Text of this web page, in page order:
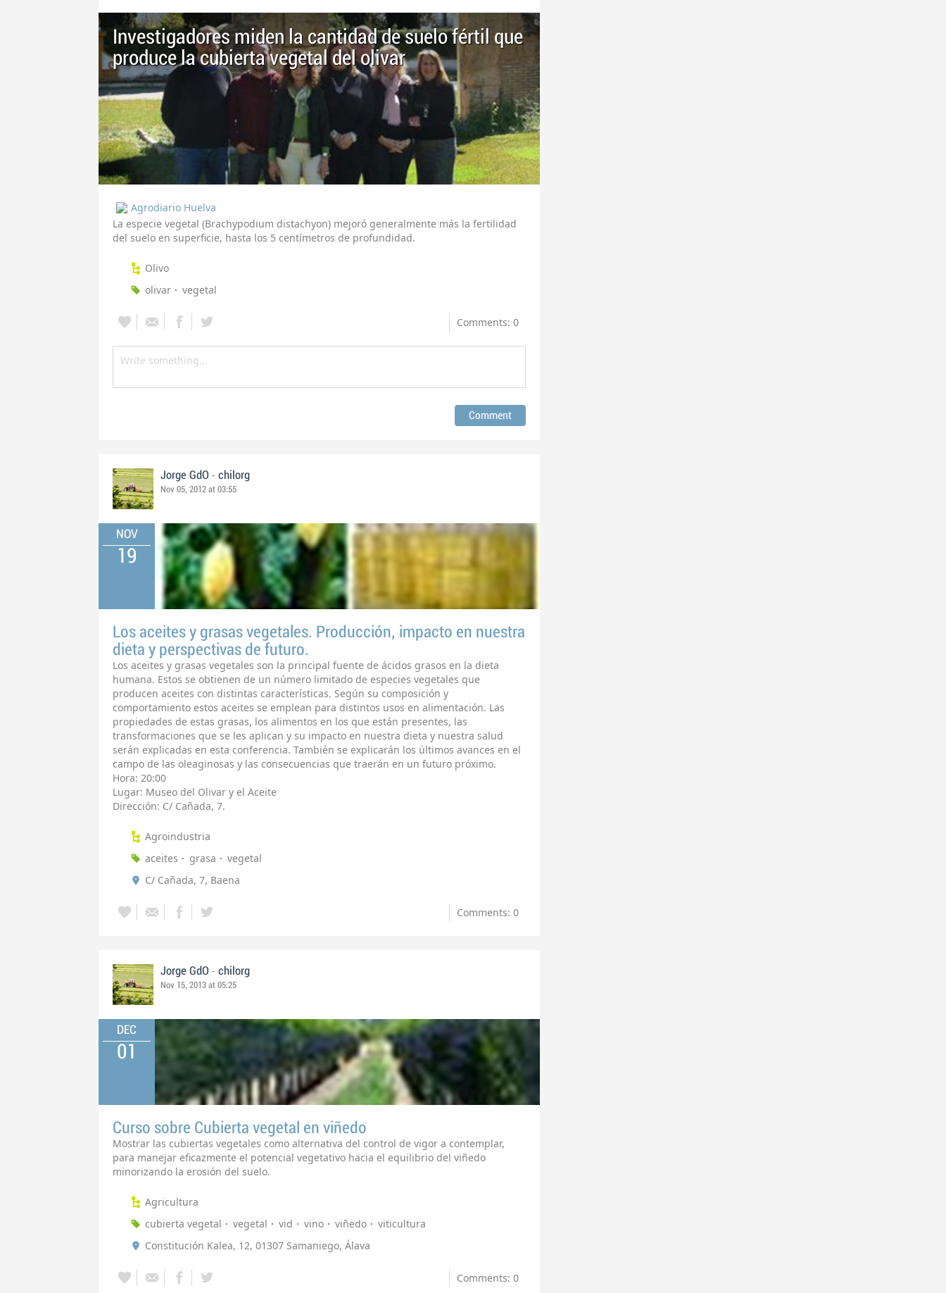
Investigadores miden la cantidad de suelo fértil que
produce la cubierta vegetal del olivar
Agrodiario Huelva
La especie vegetal (Brachypodium distachyon) mejoró generalmente más la fertilidad
del suelo en superficie, hasta los 5 centímetros de profundidad.
Olivo
olivar
vegetal
Comments: 0
Jorge GdO - chilorg
Nov 05, 2012 at 03:55
NOV
19
Los aceites y grasas vegetales. Producción, impacto en nuestra
dieta y perspectivas de futuro.
Los aceites y grasas vegetales son la principal fuente de ácidos grasos en la dieta
humana. Estos se obtienen de un número limitado de especies vegetales que
producen aceites con distintas características. Según su composición y
comportamiento estos aceites se emplean para distintos usos en alimentación. Las
propiedades de estas grasas, los alimentos en los que están presentes, las
transformaciones que se les aplican y su impacto en nuestra dieta y nuestra salud
serán explicadas en esta conferencia. También se explicarán los últimos avances en el
campo de las oleaginosas y las consecuencias que traerán en un futuro próximo.
Hora: 20:00
Lugar: Museo del Olivar y el Aceite
Dirección: C/ Cañada, 7.
Agroindustria
aceites
grasa
vegetal
C/ Cañada, 7, Baena
Comments: 0
Jorge GdO - chilorg
Nov 15, 2013 at 05:25
DEC
01
Curso sobre Cubierta vegetal en viñedo
Mostrar las cubiertas vegetales como alternativa del control de vigor a contemplar,
para manejar eficazmente el potencial vegetativo hacia el equilibrio del viñedo
minorizando la erosión del suelo.
Agricultura
cubierta vegetal
vegetal vid vino viñedo
viticultura
Constitución Kalea, 12, 01307 Samaniego, Álava
Comments: 0